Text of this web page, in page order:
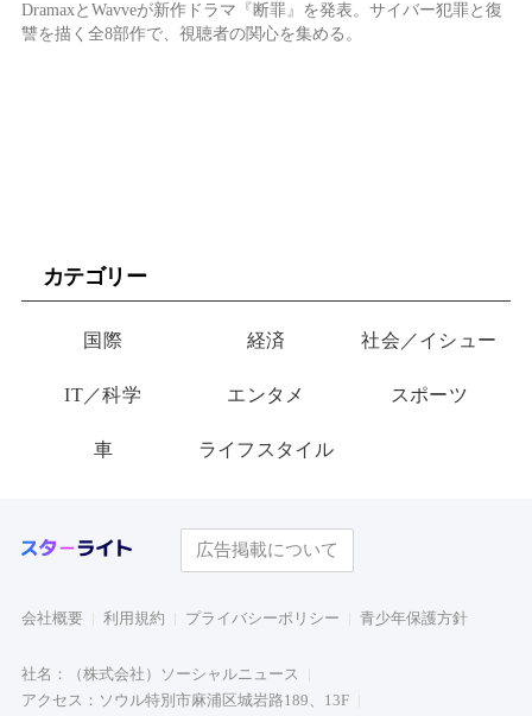
DramaxとWavveが新作ドラマ『断罪』を発表。サイバー犯罪と復
讐を描く全8部作で、視聴者の関心を集める。
カテゴリー
国際 経済 社会／イシュー
IT／科学 エンタメ スポーツ
車 ライフスタイル
広告掲載について
会社概要 利用規約 プライバシーポリシー 青少年保護方針
社名：（株式会社）ソーシャルニュース
アクセス：ソウル特別市麻浦区城岩路189、13F